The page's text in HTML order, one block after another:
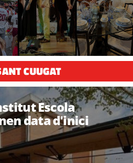
CUUGAT
Escola
data d'inici